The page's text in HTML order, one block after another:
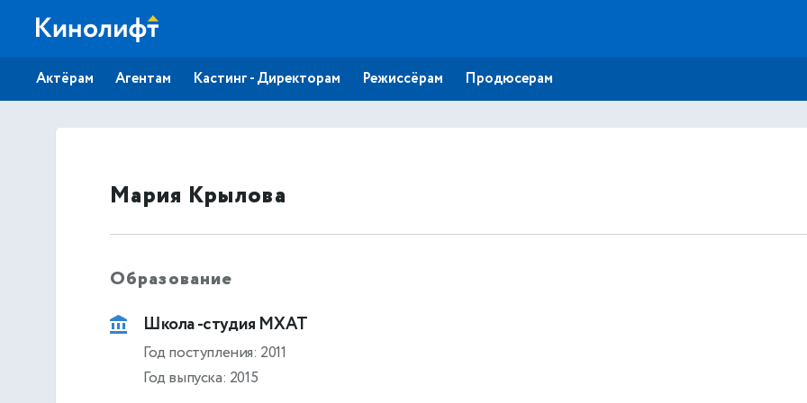
Актёрам Агентам Кастинг - Директорам Режиссёрам Продюсерам
Мария Крылова
Образование
Школа -студия МХАТ
Год поступления: 2011
Год выпуска: 2015